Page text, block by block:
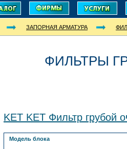
ЗАПОРНАЯ АРМАТУРА
ФИЛЬТРЫ
KET KET Фильтр грубой
Модель блока